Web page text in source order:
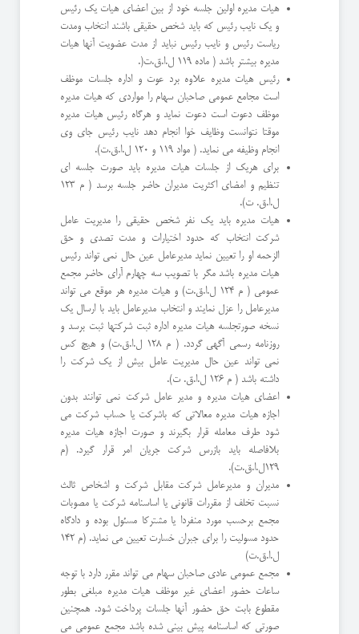
هیات مدیره اولین جلسه خود از بین اعضای هیات یك رئیس
و یك نایب رئیس كه باید شخص حقیقی باشند انتخاب ومدت
ریاست رئیس و نایب رئیس نباید از مدت عضویت آنها هیات
مدیره بیشتر باشد ( ماده ١١٩ ل.ا.ق.ت(.
رئیس هیات مدیره علاوه برد عوت و اداره جلسات موظف
است مجامع عمومی صاحبان سهام را مواردی كه هیات مدیره
موظف دعوت است دعوت نماید و هرگاه رئیس هیات مدیره
موقتا نتوانست وظایف خوا انجام دهد نایب رئیس جای وی
انجام وظیفه می نماید. ( مواد ١١٩ و ١٢٠ ل.ا.ق.ت).
برای هریك از جلسات هیات مدیره باید صورت جلسه ای
تنظیم و امضای اكثریت مدیران حاضر جلسه برسد ( م ١٢٣
ل.ا.ق. ت).
هیات مدیره باید یك نفر شخص حقیقی را مدیریت عامل
شركت انتخاب كه حدود اختیارات و مدت تصدی و حق
الزحمه او را تعیین نماید مدیرعامل عین حال نمی تواند رئیس
هیات مدیره باشد مگر با تصویب سه چهارم آرای حاضر مجمع
عمومی ( م ١٢٤ ل.ا.ق.ت) و هیات مدیره هر موقع می تواند
مدیرعامل را عزل نمایند و انتخاب مدیرعامل باید با ارسال یك
نسخه صورتجلسه هیات مدیره اداره ثبت شركتها ثبت برسد و
روزنامه رسمی آگهی گردد. ( م ١٢٨ ل.ا.ق.ت) و هیچ كس
نمی تواند عین حال مدیریت عامل بیش از یك شركت را
داشته باشد ( م ١٢٦ ل.ا.ق. ت).
اعضای هیات مدیره و مدیر عامل شركت نمی توانند بدون
اجازه هیات مدیره معالاتی كه باشركت یا حساب شركت می
شود طرف معامله قرار بگیرند و صورت اجازه هیات مدیره
بلافاصله باید بازرس شركت جریان امر قرار گیرد. (م
١٢٩ل.ا.ق.ت).
مدیران و مدیرعامل شركت مقابل شركت و اشخاص ثالث
نسبت تخلف از مقررات قانونی یا اساسنامه شركت یا مصوبات
مجمع برحسب مورد منفردا یا مشتركا مسئول بوده و دادگاه
حدود مسولیت را برای جبران خسارت تعیین می نماید. (م ١٤٢
ل.ا.ق.ت)
مجمع عمومی عادی صاحبان سهام می تواند مقرر دارد با توجه
ساعات حضور اعضای غیر موظف هیات مدیره مبلغی بطور
مقطوع بابت حق حضور آنها جلسات پرداخت شود. همچنین
صورتی كه اساسنامه پیش بینی شده باشد مجمع عمومی می